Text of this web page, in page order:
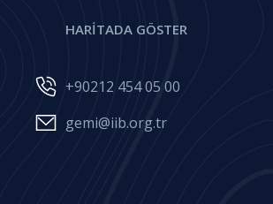
HARİTADA GÖSTER
+90212 454 05 00
gemi@iib.org.tr